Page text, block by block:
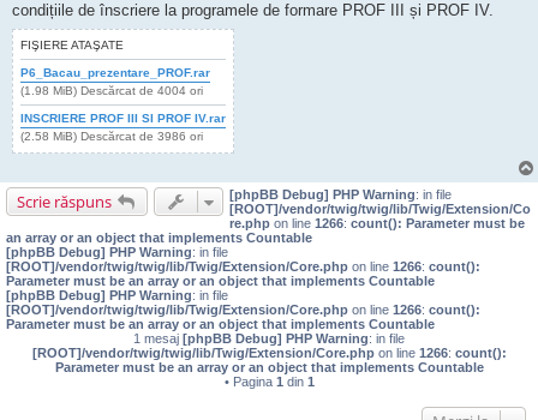
condițiile de înscriere la programele de formare PROF III și PROF IV.
FIŞIERE ATAŞATE
P6_Bacau_prezentare_PROF.rar
(1.98 MiB) Descărcat de 4004 ori
INSCRIERE PROF III SI PROF IV.rar
(2.58 MiB) Descărcat de 3986 ori
Scrie răspuns [phpBB Debug] PHP Warning: in file
[ROOT]/vendor/twig/twig/lib/Twig/Extension/Co
re.php on line 1266: count(): Parameter must be
an array or an object that implements Countable
[phpBB Debug] PHP Warning: in file
[ROOT]/vendor/twig/twig/lib/Twig/Extension/Core.php on line 1266: count():
Parameter must be an array or an object that implements Countable
[phpBB Debug] PHP Warning: in file
[ROOT]/vendor/twig/twig/lib/Twig/Extension/Core.php on line 1266: count():
Parameter must be an array or an object that implements Countable
1 mesaj [phpBB Debug] PHP Warning: in file
[ROOT]/vendor/twig/twig/lib/Twig/Extension/Core.phpon line 1266: count():
Parameter must be an array or an object that implements Countable
• Pagina 1 din 1